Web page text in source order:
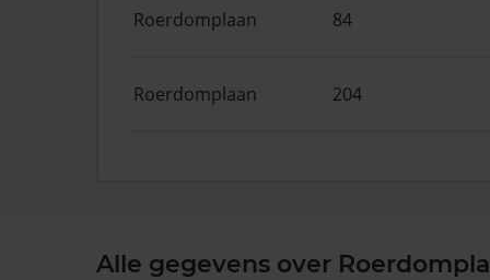
Roerdomplaan 84
Roerdomplaan 204
Alle gegevens over